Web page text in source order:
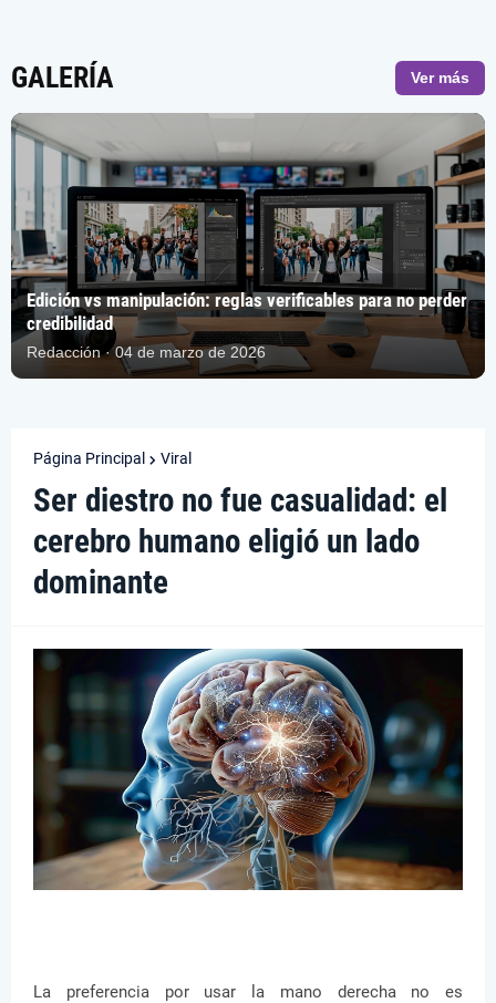
GALERÍA Ver más
Edición vs manipulación: reglas verificables para no perder
credibilidad
Redacción · 04 de marzo de 2026
Página Principal Viral
Ser diestro no fue casualidad: el
cerebro humano eligió un lado
dominante
La preferencia por usar la mano derecha no es